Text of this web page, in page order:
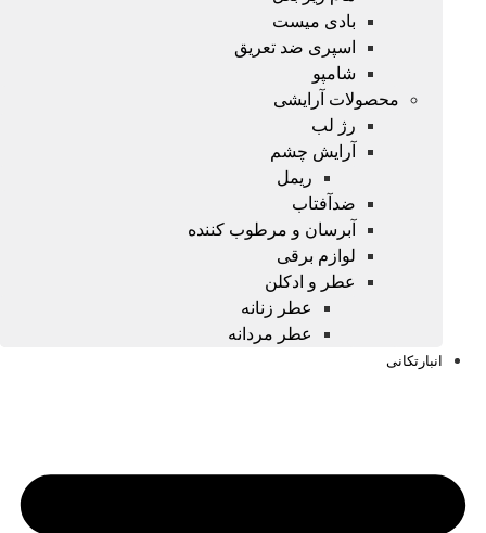
بادی میست
اسپری ضد تعریق
شامپو
محصولات آرایشی
رژ لب
آرایش چشم
ریمل
ضدآفتاب
آبرسان و مرطوب کننده
لوازم برقی
عطر و ادکلن
عطر زنانه
عطر مردانه
انبارتکانی